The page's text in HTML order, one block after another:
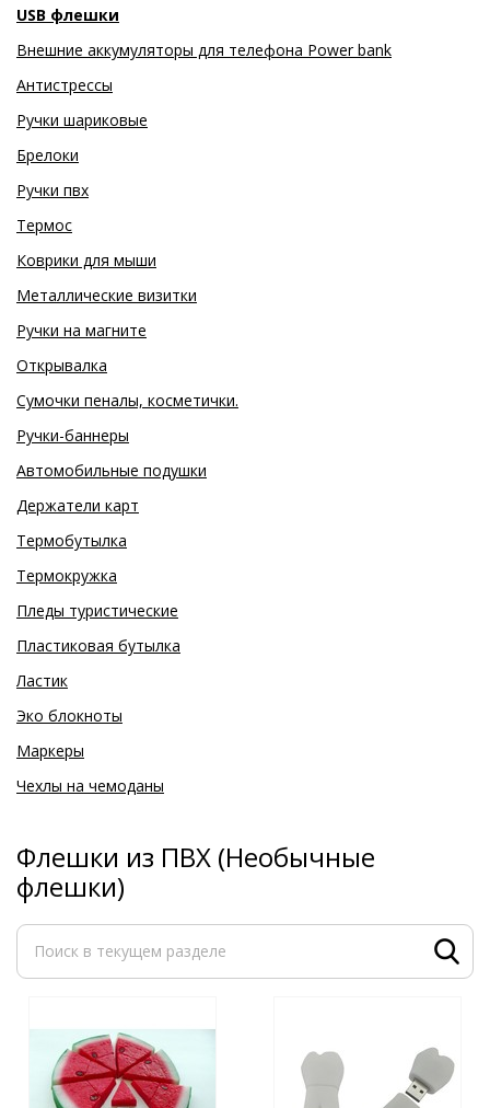
USB флешки
Внешние аккумуляторы для телефона Power bank
Антистрессы
Ручки шариковые
Брелоки
Ручки пвх
Термос
Коврики для мыши
Металлические визитки
Ручки на магните
Открывалка
Сумочки пеналы, косметички.
Ручки-баннеры
Автомобильные подушки
Держатели карт
Термобутылка
Термокружка
Пледы туристические
Пластиковая бутылка
Ластик
Эко блокноты
Маркеры
Чехлы на чемоданы
Флешки из ПВХ (Необычные
флешки)